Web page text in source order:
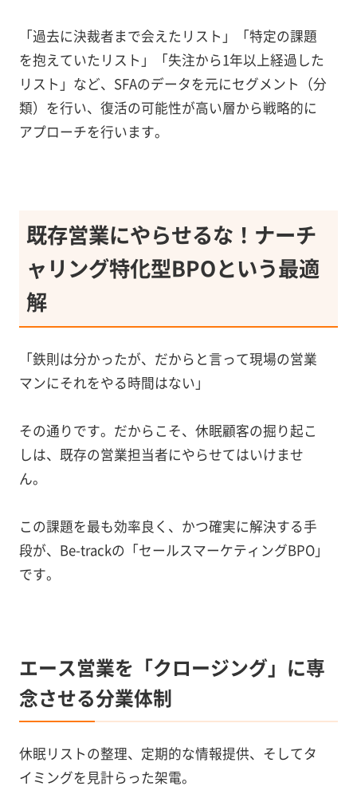
「過去に決裁者まで会えたリスト」「特定の課題
を抱えていたリスト」「失注から1年以上経過した
リスト」など、SFAのデータを元にセグメント（分
類）を行い、復活の可能性が高い層から戦略的に
アプローチを行います。
既存営業にやらせるな！ナーチ
ャリング特化型BPOという最適
解
「鉄則は分かったが、だからと言って現場の営業
マンにそれをやる時間はない」
その通りです。だからこそ、休眠顧客の掘り起こ
しは、既存の営業担当者にやらせてはいけませ
ん。
この課題を最も効率良く、かつ確実に解決する手
段が、Be-trackの「セールスマーケティングBPO」
です。
エース営業を「クロージング」に専
念させる分業体制
休眠リストの整理、定期的な情報提供、そしてタ
イミングを見計らった架電。